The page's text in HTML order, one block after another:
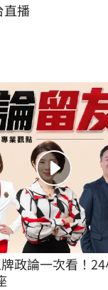
直播
政論一次看！